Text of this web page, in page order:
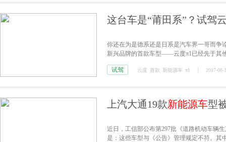
这台车是“莆田系”？试驾
你还在为是德系还是日系是汽车界一哥而争
新兴品牌的首款车型——云度π1已经先于其
试驾
云度 首款 新能源车 π1 2017-08-
上汽大通19款新能源车型
近日，工信部公布第297批《道路机动车辆
是：这些车型与《公告》管理规定不符。其